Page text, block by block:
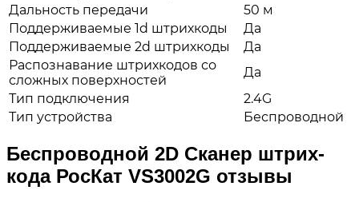
Дальность передачи
50 м
Поддерживаемые 1d штрихкоды
Да
Поддерживаемые 2d штрихкоды
Да
Распознавание штрихкодов со
сложных поверхностей
Да
Тип подключения
2.4G
Тип устройства
Беспроводной
Беспроводной 2D Сканер штрих-
кода РосКат VS3002G отзывы